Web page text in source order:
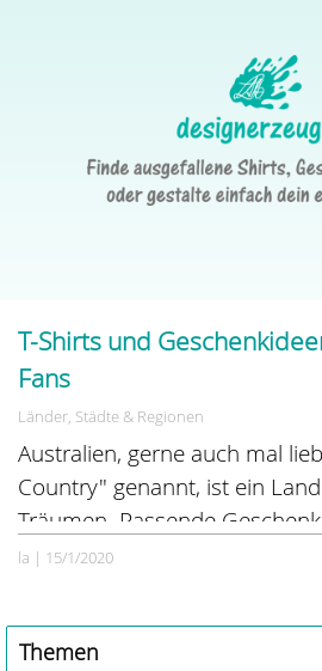
T-Shirts und
Fans
Länder, Städte & Regionen
Australien, gerne auch mal
Country" genannt, ist ein
Träumen. Passende
schönen Australien Motiven
Designerzeug-Shop und im
mit dem ihr T-Shirts,
Geschenke individuell
la | 15/1/2020
Themen